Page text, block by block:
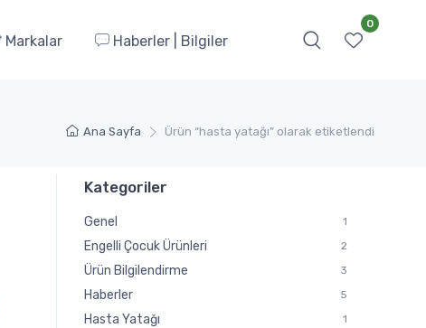
0
Markalar Haberler | Bilgiler
Ana Sayfa Ürün “hasta yatağı” olarak etiketlendi
Kategoriler
Genel 1
Engelli Çocuk Ürünleri 2
Ürün Bilgilendirme 3
Haberler 5
Hasta Yatağı 1